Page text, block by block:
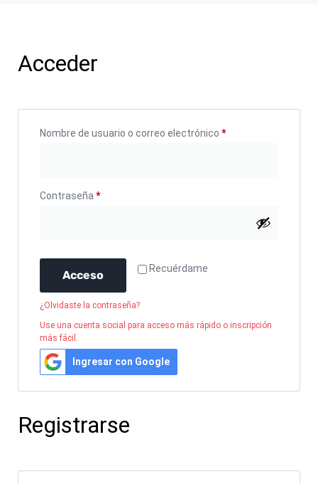
Acceder
Nombre de usuario o correo electrónico *
Contraseña *
Recuérdame
Acceso
¿Olvidaste la contraseña?
Use una cuenta social para acceso más rápido o inscripción
más fácil.
Ingresar con Google
Registrarse